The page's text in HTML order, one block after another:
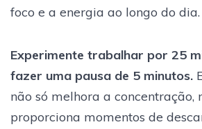
foco e a energia ao longo do dia.
Experimente trabalhar por 25
fazer uma pausa de 5 minutos.
não só melhora a concentração,
proporciona momentos de